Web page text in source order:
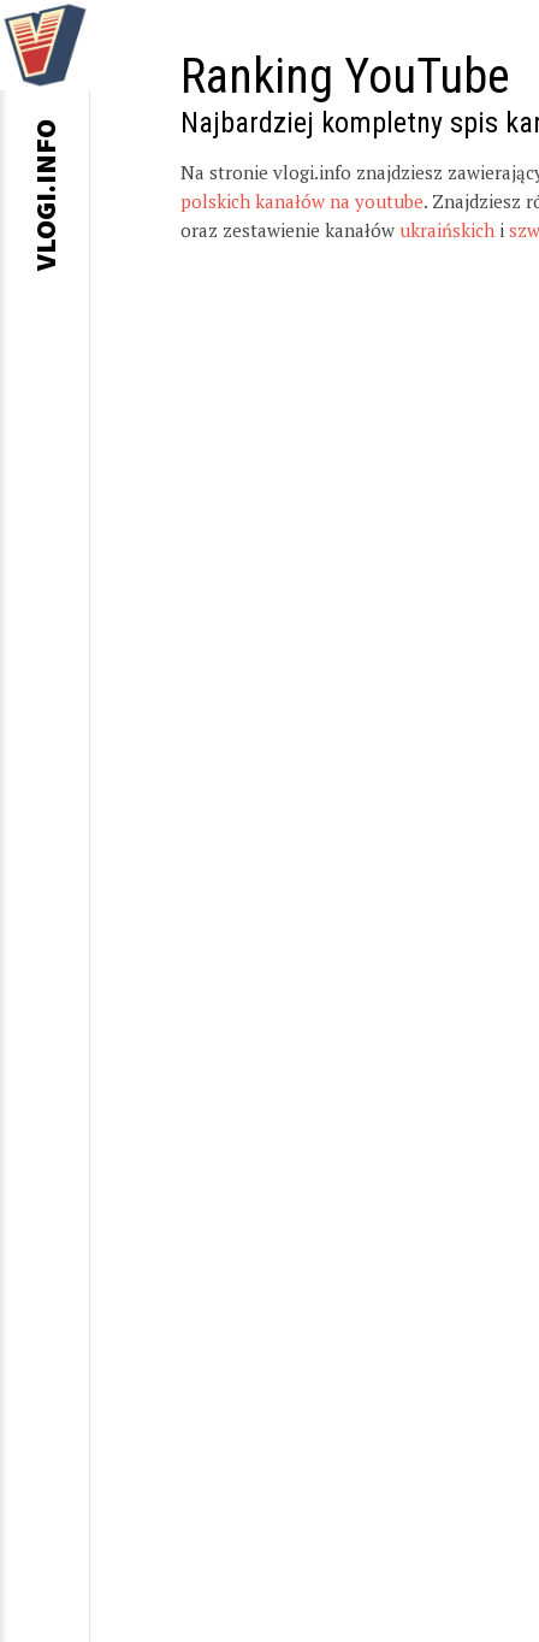
Ranking YouTube
Najbardziej kompletny spis
Na stronie vlogi.info znajdziesz
polskich kanałów na youtube. Znajdziesz
oraz zestawienie kanałów ukraińskich i
VLOGI.INFO